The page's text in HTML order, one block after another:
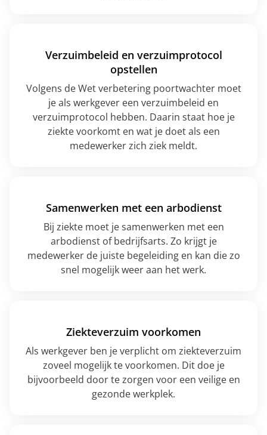
Verzuimbeleid en verzuimprotocol
opstellen
Volgens de Wet verbetering poortwachter moet
je als werkgever een verzuimbeleid en
verzuimprotocol hebben. Daarin staat hoe je
ziekte voorkomt en wat je doet als een
medewerker zich ziek meldt.
Samenwerken met een arbodienst
Bij ziekte moet je samenwerken met een
arbodienst of bedrijfsarts. Zo krijgt je
medewerker de juiste begeleiding en kan die zo
snel mogelijk weer aan het werk.
Ziekteverzuim voorkomen
Als werkgever ben je verplicht om ziekteverzuim
zoveel mogelijk te voorkomen. Dit doe je
bijvoorbeeld door te zorgen voor een veilige en
gezonde werkplek.